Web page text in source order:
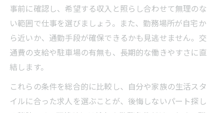
事前に確認し、希望する収入と照らし合わせて無理のな
い範囲で仕事を選びましょう。また、勤務場所が自宅か
ら近いか、通勤手段が確保できるかも見逃せません。交
通費の支給や駐車場の有無も、長期的な働きやすさに直
結します。
これらの条件を総合的に比較し、自分や家族の生活スタ
イルに合った求人を選ぶことが、後悔しないパート探し